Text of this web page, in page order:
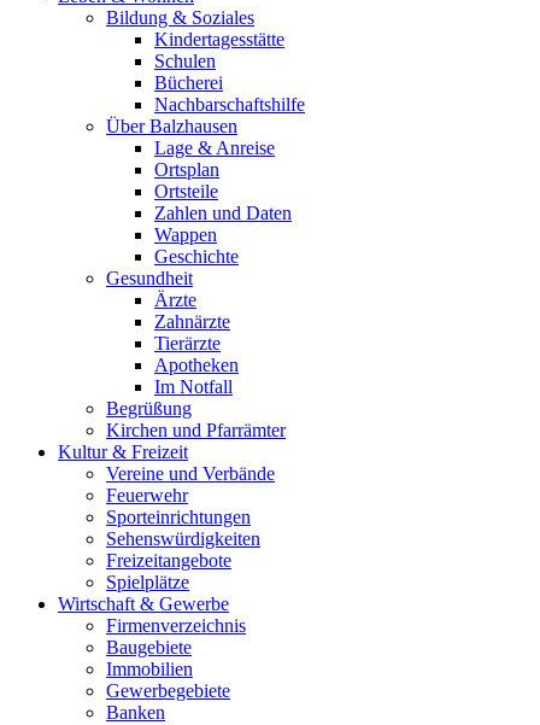
Bildung & Soziales
Kindertagesstätte
Schulen
Bücherei
Nachbarschaftshilfe
Über Balzhausen
Lage & Anreise
Ortsplan
Ortsteile
Zahlen und Daten
Wappen
Geschichte
Gesundheit
Ärzte
Zahnärzte
Tierärzte
Apotheken
Im Notfall
Begrüßung
Kirchen und Pfarrämter
Kultur & Freizeit
Vereine und Verbände
Feuerwehr
Sporteinrichtungen
Sehenswürdigkeiten
Freizeitangebote
Spielplätze
Wirtschaft & Gewerbe
Firmenverzeichnis
Baugebiete
Immobilien
Gewerbegebiete
Banken